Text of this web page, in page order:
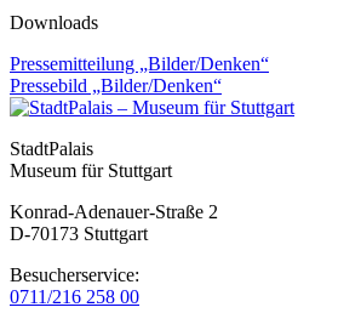
Downloads
Pressemitteilung „Bilder/Denken“
Pressebild „Bilder/Denken“
StadtPalais
Museum für Stuttgart
Konrad-Adenauer-Straße 2
D-70173 Stuttgart
Besucherservice:
0711/216 258 00